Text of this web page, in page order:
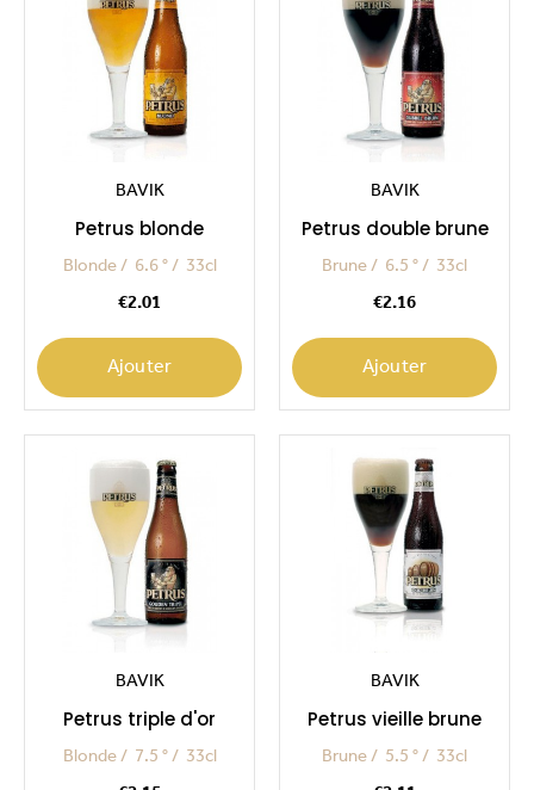
BAVIK
Petrus blonde
Blonde 6.6 ° 33cl
€2.01
Ajouter
BAVIK
Petrus double brune
Brune 6.5 ° 33cl
€2.16
Ajouter
BAVIK
Petrus triple d'or
Blonde 7.5 ° 33cl
BAVIK
Petrus vieille brune
Brune 5.5 ° 33cl